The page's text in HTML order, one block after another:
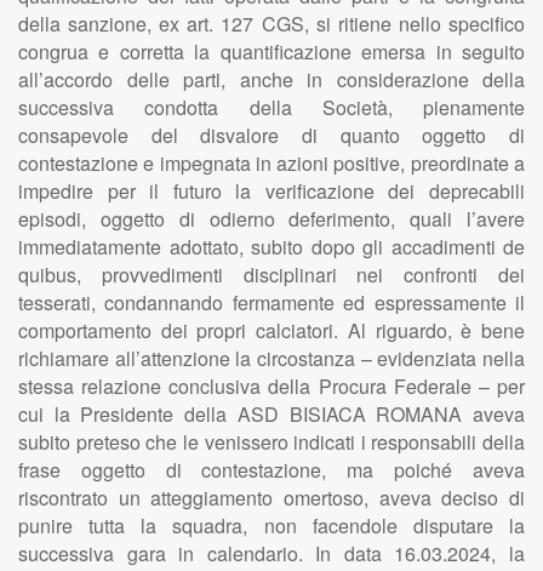
della sanzione, ex art. 127 CGS, si ritiene nello specifico
congrua e corretta la quantificazione emersa in seguito
all’accordo delle parti, anche in considerazione della
successiva condotta della Società, pienamente
consapevole del disvalore di quanto oggetto di
contestazione e impegnata in azioni positive, preordinate a
impedire per il futuro la verificazione dei deprecabili
episodi, oggetto di odierno deferimento, quali l’avere
immediatamente adottato, subito dopo gli accadimenti de
quibus, provvedimenti disciplinari nei confronti dei
tesserati, condannando fermamente ed espressamente il
comportamento dei propri calciatori. Al riguardo, è bene
richiamare all’attenzione la circostanza – evidenziata nella
stessa relazione conclusiva della Procura Federale – per
cui la Presidente della ASD BISIACA ROMANA aveva
subito preteso che le venissero indicati i responsabili della
frase oggetto di contestazione, ma poiché aveva
riscontrato un atteggiamento omertoso, aveva deciso di
punire tutta la squadra, non facendole disputare la
successiva gara in calendario. In data 16.03.2024, la